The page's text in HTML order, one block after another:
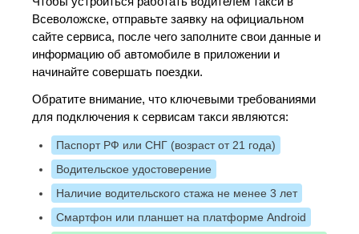
Всеволожске, отправьте заявку на официальном
сайте сервиса, после чего заполните свои данные и
информацию об автомобиле в приложении и
начинайте совершать поездки.
Обратите внимание, что ключевыми требованиями
для подключения к сервисам такси являются:
Паспорт РФ или СНГ (возраст от 21 года)
Водительское удостоверение
Наличие водительского стажа не менее 3 лет
Смартфон или планшет на платформе Android